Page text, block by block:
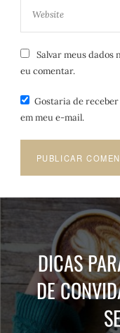
Salvar meus dados
eu comentar.
Gostaria de receber
em meu e-mail.
DICAS
DE